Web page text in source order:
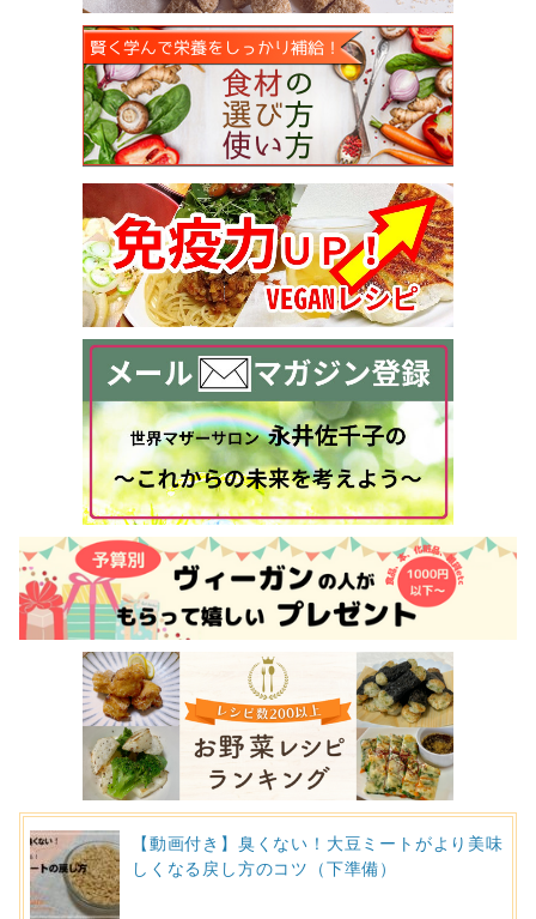
【動画付き】臭くない！大豆ミートがより美味
しくなる戻し方のコツ（下準備）